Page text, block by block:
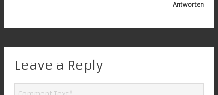
Antworten
Leave a Reply